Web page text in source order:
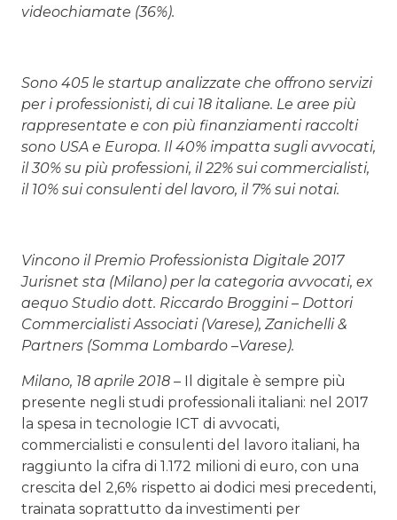
videochiamate (36%).
Sono 405 le startup analizzate che offrono servizi
per i professionisti, di cui 18 italiane. Le aree più
rappresentate e con più finanziamenti raccolti
sono USA e Europa. Il 40% impatta sugli avvocati,
il 30% su più professioni, il 22% sui commercialisti,
il 10% sui consulenti del lavoro, il 7% sui notai.
Vincono il Premio Professionista Digitale 2017
Jurisnet sta (Milano) per la categoria avvocati, ex
aequo Studio dott. Riccardo Broggini – Dottori
Commercialisti Associati (Varese), Zanichelli &
Partners (Somma Lombardo –Varese).
Milano, 18 aprile 2018 – Il digitale è sempre più
presente negli studi professionali italiani: nel 2017
la spesa in tecnologie ICT di avvocati,
commercialisti e consulenti del lavoro italiani, ha
raggiunto la cifra di 1.172 milioni di euro, con una
crescita del 2,6% rispetto ai dodici mesi precedenti,
trainata soprattutto da investimenti per